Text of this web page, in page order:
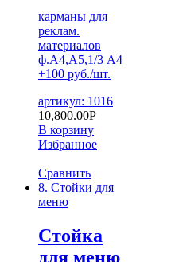
карманы для
реклам.
материалов
ф.А4,А5,1/3 А4
+100 руб./шт.
артикул: 1016
10,800.00Р
В корзину
Избранное
Сравнить
8. Стойки для
меню
Стойка
для меню